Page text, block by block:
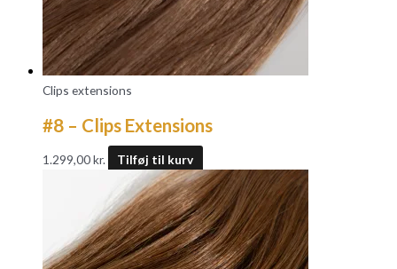
Clips extensions
#8 – Clips Extensions
1.299,00kr. Tilføj til kurv